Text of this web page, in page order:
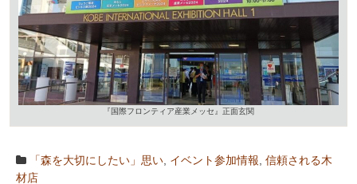
『国際フロンティア産業メッセ』正面玄関
「森を大切にしたい」思い イベント参加情報 信頼される木
材店